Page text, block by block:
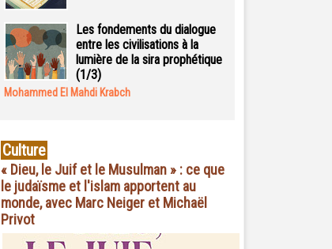
Les fondements du dialogue
entre les civilisations à la
lumière de la sira prophétique
(1/3)
Mohammed El Mahdi Krabch
Culture
« Dieu, le Juif et le Musulman » : ce que
le judaïsme et l'islam apportent au
monde, avec Marc Neiger et Michaël
Privot